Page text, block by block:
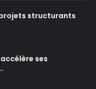
structurants
ses